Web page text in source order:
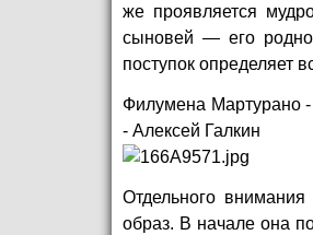
же проявляется
сыновей — его
поступок определяет
Филумена Мартурано
- Алексей Галкин
Отдельного
образ. В начале она